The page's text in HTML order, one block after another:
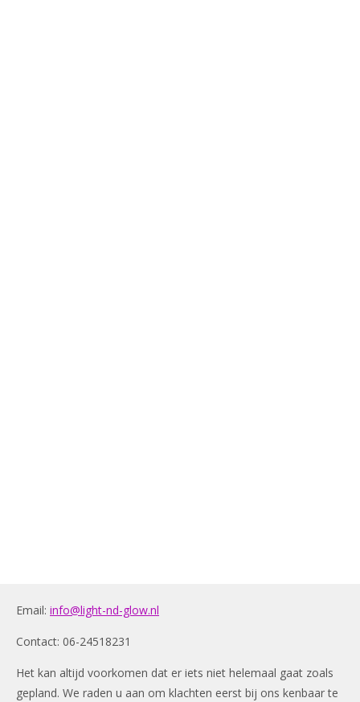
Email: info@light-nd-glow.nl
Contact: 06-24518231
Het kan altijd voorkomen dat er iets niet helemaal gaat zoals
gepland. We raden u aan om klachten eerst bij ons kenbaar te